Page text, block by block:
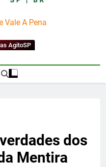
Vale A Pena
AgitoSP
dos
Mentira